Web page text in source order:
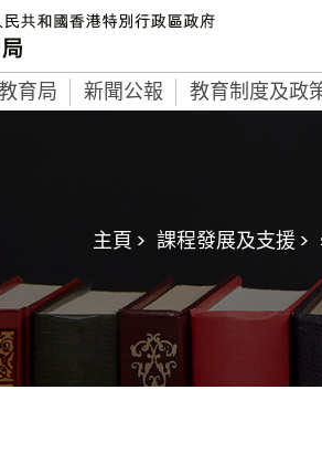
育局 新聞公報 教育制度及政
主頁 > 課程發展及支援 >